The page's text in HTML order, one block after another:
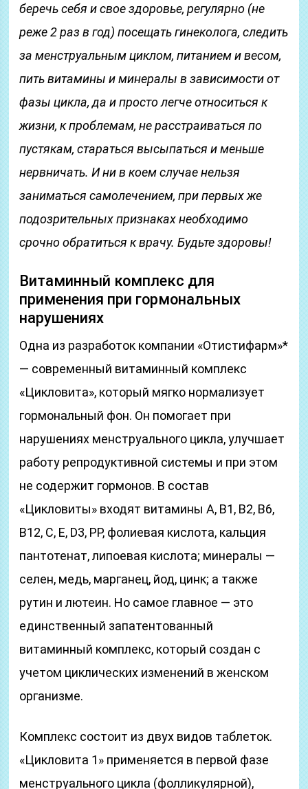
беречь себя и свое здоровье, регулярно (не
реже 2 раз в год) посещать гинеколога, следить
за менструальным циклом, питанием и весом,
пить витамины и минералы в зависимости от
фазы цикла, да и просто легче относиться к
жизни, к проблемам, не расстраиваться по
пустякам, стараться высыпаться и меньше
нервничать. И ни в коем случае нельзя
заниматься самолечением, при первых же
подозрительных признаках необходимо
срочно обратиться к врачу. Будьте здоровы!
Витаминный комплекс для
применения при гормональных
нарушениях
Одна из разработок компании «Отистифарм»*
— современный витаминный комплекс
«Цикловита», который мягко нормализует
гормональный фон. Он помогает при
нарушениях менструального цикла, улучшает
работу репродуктивной системы и при этом
не содержит гормонов. В состав
«Цикловиты» входят витамины А, В1, В2, В6,
В12, С, Е, D3, РР, фолиевая кислота, кальция
пантотенат, липоевая кислота; минералы —
селен, медь, марганец, йод, цинк; а также
рутин и лютеин. Но самое главное — это
единственный запатентованный
витаминный комплекс, который создан с
учетом циклических изменений в женском
организме.
Комплекс состоит из двух видов таблеток.
«Цикловита 1» применяется в первой фазе
менструального цикла (фолликулярной),